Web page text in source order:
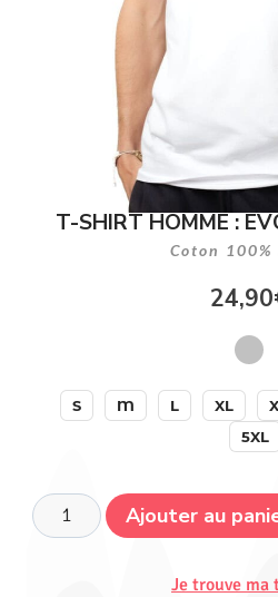
T-SHIRT HOMME :
Coton 100%
24,90
S M L XL
5XL
Ajouter au
Je trouve ma